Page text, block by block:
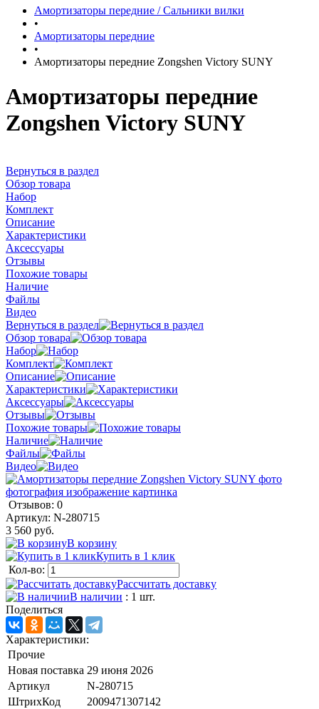
Амортизаторы передние / Сальники вилки
•
Амортизаторы передние
•
Амортизаторы передние Zongshen Victory SUNY
Амортизаторы передние
Zongshen Victory SUNY
Вернуться в раздел
Обзор товара
Набор
Комплект
Описание
Характеристики
Аксессуары
Отзывы
Похожие товары
Наличие
Файлы
Видео
Вернуться в раздел
Обзор товара
Набор
Комплект
Описание
Характеристики
Аксессуары
Отзывы
Похожие товары
Наличие
Файлы
Видео
Отзывов: 0
Артикул: N-280715
3 560 руб.
В корзину
Купить в 1 клик
Кол-во:
Рассчитать доставку
В наличии : 1 шт.
Поделиться
Характеристики:
Прочие
Новая поставка 29 июня 2026
Артикул
N-280715
ШтрихКод
2009471307142